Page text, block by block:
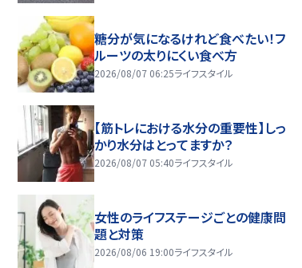
糖分が気になるけれど食べたい！フ
ルーツの太りにくい食べ方
2026/08/07 06:25ライフスタイル
【筋トレにおける水分の重要性】しっ
かり水分はとってますか？
2026/08/07 05:40ライフスタイル
女性のライフステージごとの健康問
題と対策
2026/08/06 19:00ライフスタイル